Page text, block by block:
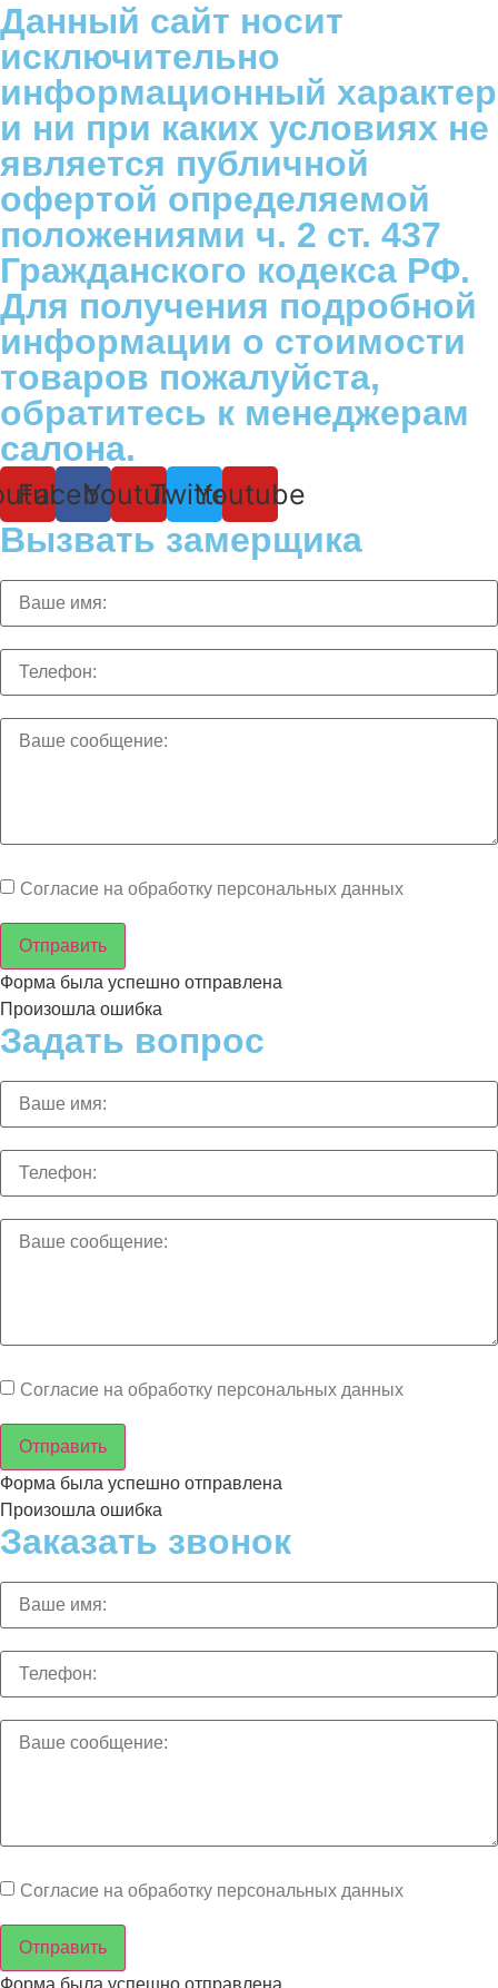
Данный сайт носит
исключительно
информационный характер
и ни при каких условиях не
является публичной
офертой определяемой
положениями ч. 2 ст. 437
Гражданского кодекса РФ.
Для получения подробной
информации о стоимости
товаров пожалуйста,
обратитесь к менеджерам
салона.
Facebook
YoutubeTwitterYoutube
Вызвать замерщика
Согласие на обработку персональных данных
Отправить
Форма была успешно отправлена
Произошла ошибка
Задать вопрос
Согласие на обработку персональных данных
Отправить
Форма была успешно отправлена
Произошла ошибка
Заказать звонок
Согласие на обработку персональных данных
Отправить